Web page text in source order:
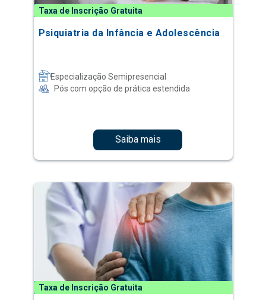
Taxa de Inscrição Gratuita
Psiquiatria da Infância e Adolescência
Especialização Semipresencial
Pós com opção de prática estendida
Saiba mais
Taxa de Inscrição Gratuita